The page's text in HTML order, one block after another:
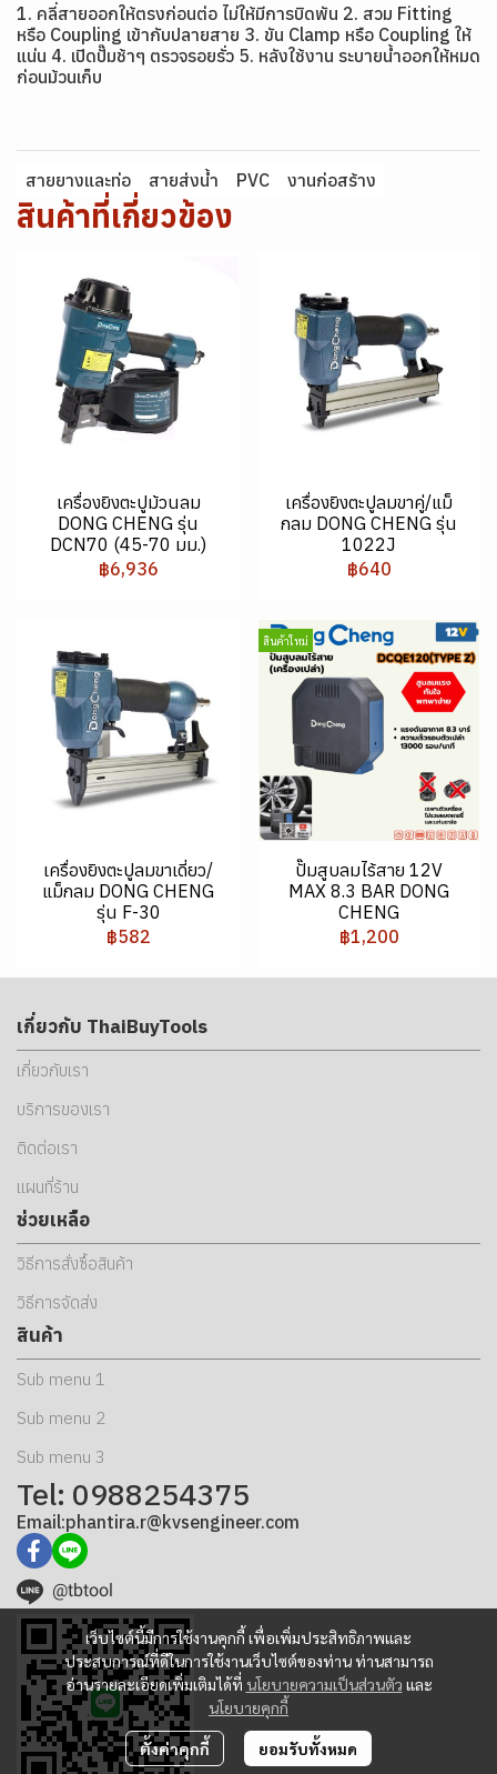
1. คลี่สายออกให้ตรงก่อนต่อ ไม่ให้มีการบิดพัน 2. สวม Fitting
หรือ Coupling เข้ากับปลายสาย 3. ขัน Clamp หรือ Coupling ให้
แน่น 4. เปิดปั๊มช้าๆ ตรวจรอยรั่ว 5. หลังใช้งาน ระบายน้ำออกให้หมด
ก่อนม้วนเก็บ
สายยางและท่อ สายส่งน้ำ PVC งานก่อสร้าง
สินค้าที่เกี่ยวข้อง
เครื่องยิงตะปูม้วนลม
DONG CHENG รุ่น
DCN70 (45-70 มม.)
฿6,936
เครื่องยิงตะปูลมขาคู่/แม็
กลม DONG CHENG รุ่น
1022J
฿640
เครื่องยิงตะปูลมขาเดี่ยว/
แม็กลม DONG CHENG
รุ่น F-30
฿582
สินค้าใหม่
ปั๊มสูบลมไร้สาย 12V
MAX 8.3 BAR DONG
CHENG
฿1,200
เว็บไซต์นี้มีการใช้งานคุกกี้ เพื่อเพิ่มประสิทธิภาพและ
ประสบการณ์ที่ดีในการใช้งานเว็บไซต์ของท่าน ท่านสามารถ
อ่านรายละเอียดเพิ่มเติมได้ที่ นโยบายความเป็นส่วนตัว และ
นโยบายคุกกี้
ตั้งค่าคุกกี้ ยอมรับทั้งหมด
เกี่ยวกับ ThaiBuyTools
เกี่ยวกับเรา
บริการของเรา
ติดต่อเรา
แผนที่ร้าน
ช่วยเหลือ
วิธีการสั่งซื้อสินค้า
วิธีการจัดส่ง
สินค้า
Sub menu 1
Sub menu 2
Sub menu 3
Tel: 0988254375
Email:phantira.r@kvsengineer.com
@tbtool